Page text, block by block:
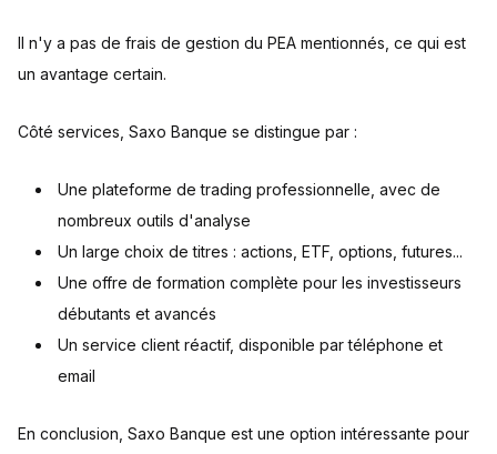
Il n'y a pas de frais de gestion du PEA mentionnés, ce qui est
un avantage certain.
Côté services, Saxo Banque se distingue par :
Une plateforme de trading professionnelle, avec de
nombreux outils d'analyse
Un large choix de titres : actions, ETF, options, futures...
Une offre de formation complète pour les investisseurs
débutants et avancés
Un service client réactif, disponible par téléphone et
email
En conclusion, Saxo Banque est une option intéressante pour